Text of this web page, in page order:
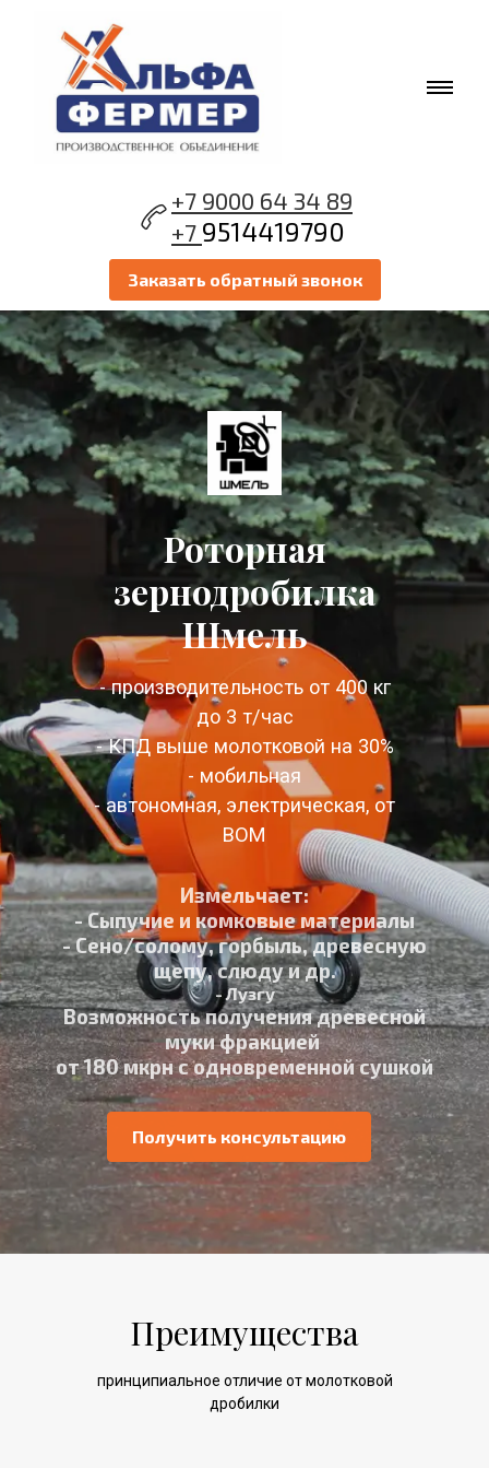
+7 9000 64 34 89
+7 9514419790
Заказать обратный звонок
Роторная
зернодробилка
Шмель
- производительность от 400 кг
до 3 т/час
- КПД выше молотковой на 30%
- мобильная
- автономная, электрическая, от
ВОМ
Измельчает:
- Сыпучие и комковые материалы
- Сено/солому, горбыль, древесную
щепу, слюду и др.
- Лузгу
Возможность получения древесной
муки фракцией
от 180 мкрн с одновременной сушкой
Получить консультацию
Преимущества
принципиальное отличие от молотковой
дробилки